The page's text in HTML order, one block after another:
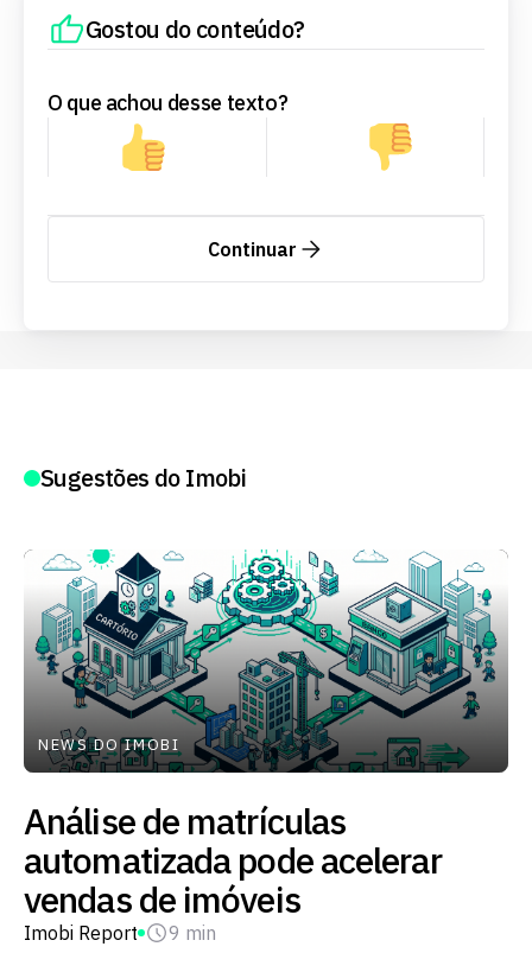
Gostou do conteúdo?
O que achou desse texto?
Continuar
Sugestões do Imobi
NEWS DO IMOBI
Análise de matrículas
automatizada pode acelerar
vendas de imóveis
Imobi Report 9 min